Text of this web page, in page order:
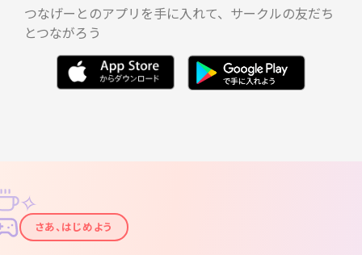
つなげーとのアプリを手に入れて、サークルの友だち
とつながろう
✦
✧
さあ、はじめよう